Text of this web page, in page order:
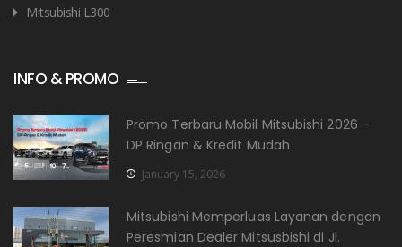
Mitsubishi L300
INFO & PROMO
Promo Terbaru Mobil Mitsubishi 2026 –
DP Ringan & Kredit Mudah
January 15, 2026
Mitsubishi Memperluas Layanan dengan
Peresmian Dealer Mitsusbishi di Jl.